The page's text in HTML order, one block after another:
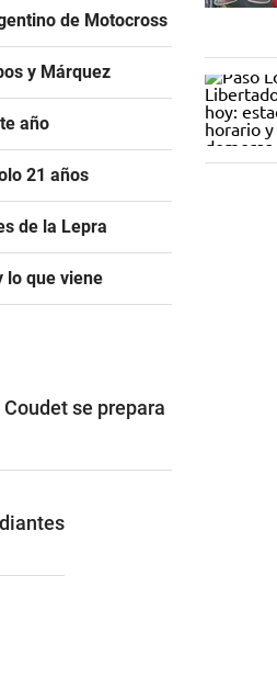
de Motocross
y Márquez
año
21 años
de la Lepra
lo que viene
se prepara